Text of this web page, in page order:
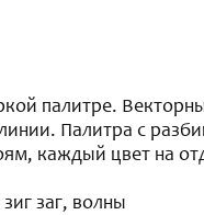
палитре.
Палитра с
каждый цвет на
заг, волны